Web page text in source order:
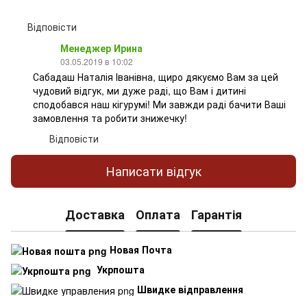
Відповісти
Менеджер Ирина
03.05.2019 в 10:02
Сабадаш Наталія Іванівна, щиро дякуємо Вам за цей
чудовий відгук, ми дуже раді, що Вам і дитині
сподобався наш кігурумі! Ми завжди раді бачити Ваші
замовлення та робити знижечку!
Відповісти
Написати відгук
Доставка Оплата Гарантія
Новая Почта
Укрпошта
Швидке відправлення